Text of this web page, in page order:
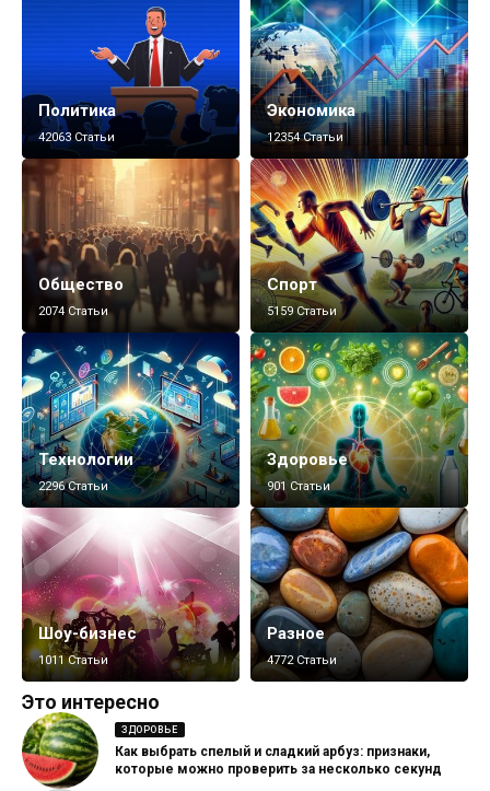
Политика
42063 Статьи
Экономика
12354 Статьи
Общество
2074 Статьи
Спорт
5159 Статьи
Технологии
2296 Статьи
Здоровье
901 Статьи
Шоу-бизнес
1011 Статьи
Разное
4772 Статьи
Это интересно
ЗДОРОВЬЕ
Как выбрать спелый и сладкий арбуз: признаки,
которые можно проверить за несколько секунд